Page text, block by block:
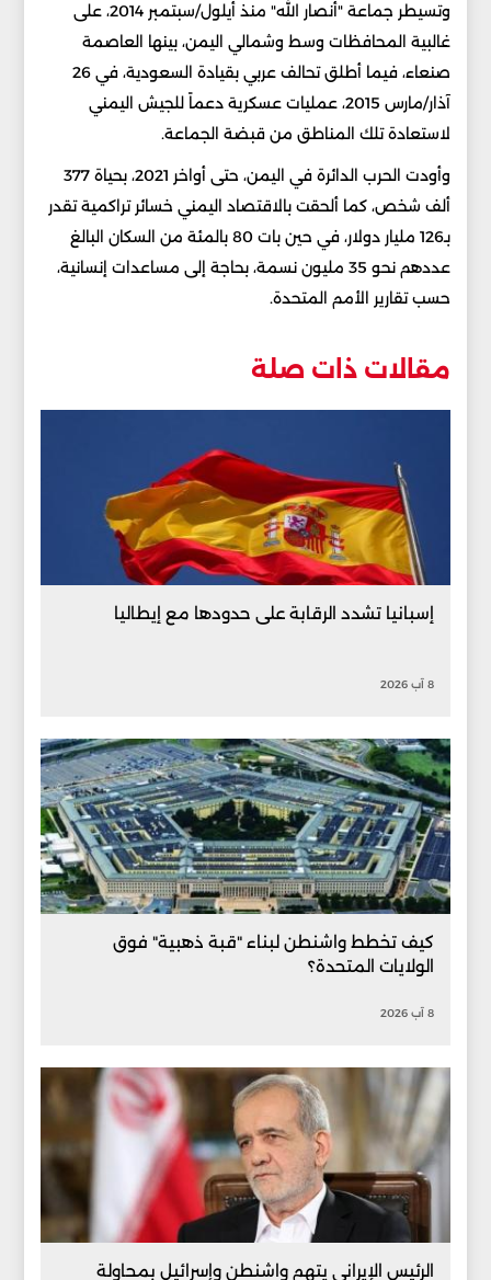
وتسيطر جماعة "أنصار الله" منذ أيلول/سبتمبر 2014، على
غالبية المحافظات وسط وشمالي اليمن، بينها العاصمة
صنعاء، فيما أطلق تحالف عربي بقيادة السعودية، في 26
آذار/مارس 2015، عمليات عسكرية دعماً للجيش اليمني
لاستعادة تلك المناطق من قبضة الجماعة.
وأودت الحرب الدائرة في اليمن، حتى أواخر 2021، بحياة 377
ألف شخص، كما ألحقت بالاقتصاد اليمني خسائر تراكمية تقدر
بـ126 مليار دولار، في حين بات 80 بالمئة من السكان البالغ
عددهم نحو 35 مليون نسمة، بحاجة إلى مساعدات إنسانية،
حسب تقارير الأمم المتحدة.
مقالات ذات صلة
إسبانيا تشدد الرقابة على حدودها مع إيطاليا
8 آب 2026
كيف تخطط واشنطن لبناء "قبة ذهبية" فوق
الولايات المتحدة؟
8 آب 2026
الرئيس الإيراني يتهم واشنطن وإسرائيل بمحاولة